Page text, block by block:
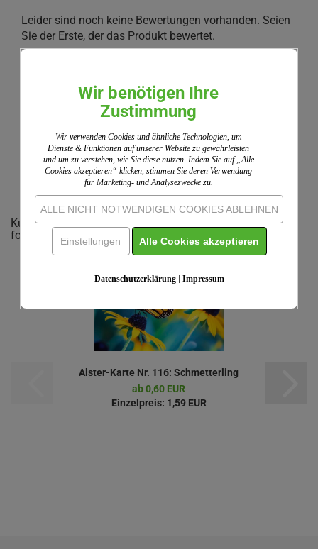
Leider sind noch keine Bewertungen vorhanden. Seien
Sie der Erste, der das Produkt bewertet.
Maßnahmen getroffen, um sicherzustellen, dass es
sich um echte Bewertungen handelt.
IHRE MEINUNG
Kunden, welche diesen Artikel bestellten, haben auch
folgende Artikel gekauft:
Alster-Karte Nr. 116: Schmetterling
ab 0,60 EUR
Einzelpreis: 1,59 EUR
Wir benötigen Ihre
Zustimmung
Wir verwenden Cookies und ähnliche Technologien, um
Dienste & Funktionen auf unserer Website zu gewährleisten
und um zu verstehen, wie Sie diese nutzen. Indem Sie auf „Alle
Cookies akzeptieren“ klicken, stimmen Sie deren Verwendung
für Marketing- und Analysezwecke zu.
ALLE NICHT NOTWENDIGEN COOKIES ABLEHNEN
Einstellungen Alle Cookies akzeptieren
Datenschutzerklärung| Impressum